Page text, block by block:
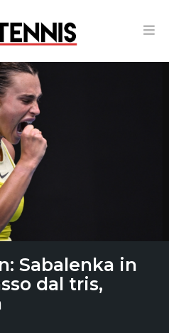
Sabalenka in
dal tris,